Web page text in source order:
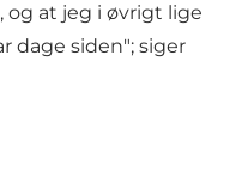
at jeg i øvrigt lige
dage siden"; siger